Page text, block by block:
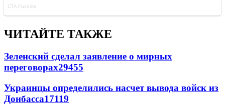
ЧИТАЙТЕ ТАКЖЕ
Зеленский сделал заявление о мирных
переговорах29455
Украинцы определились насчет вывода войск из
Донбасса17119